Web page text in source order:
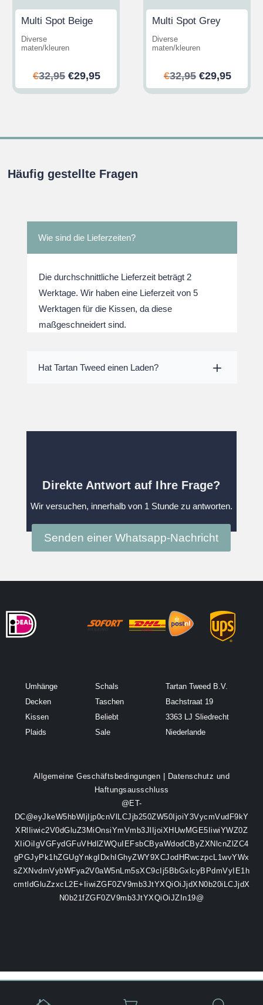
Multi Spot Beige
Diverse
maten/kleuren
€32,95 Ursprünglicher
Preis
€29,95Aktueller
Preis
Multi Spot Grey
Diverse
maten/kleuren
€32,95
Preis
€29,95
Preis
Häufig gestellte Fragen
Wie sind die Lieferzeiten?
Die durchschnittliche Lieferzeit beträgt 2
Werktage. Wir haben eine Lieferzeit von 5
Werktagen für die Kissen, da diese
maßgeschneidert sind.
Hat Tartan Tweed einen Laden?
Direkte Antwort auf Ihre Frage?
Wir versuchen, innerhalb von 1 Stunde zu antworten.
Senden einer Whatsapp-Nachricht
Umhänge
Decken
Kissen
Plaids
Schals
Taschen
Beliebt
Sale
Tartan Tweed B.V.
Bachstraat 19
3363 LJ Sliedrecht
Niederlande
Allgemeine Geschäftsbedingungen
Datenschutz und
Haftungsausschluss
@ET-
DC@eyJkeW5hbWljIjp0cnVlLCJjb250ZW50IjoiY3VycmVudF9kY
XRlIiwic2V0dGluZ3MiOnsiYmVmb3JlIjoiXHUwMGE5IiwiYWZ0Z
XIiOiIgVGFydGFuVHdlZWQuIEFsbCByaWdodCByZXNlcnZlZC4
gPGJyPk1hZGUgYnkgIDxhIGhyZWY9XCJodHRwczpcL1wvYWx
sZXNvdmVybWFya2V0aW5nLm5sXC9cIj5BbGxlcyBPdmVyIE1h
cmtldGluZzxcL2E+IiwiZGF0ZV9mb3JtYXQiOiJjdXN0b20iLCJjdX
N0b21fZGF0ZV9mb3JtYXQiOiJZIn19@